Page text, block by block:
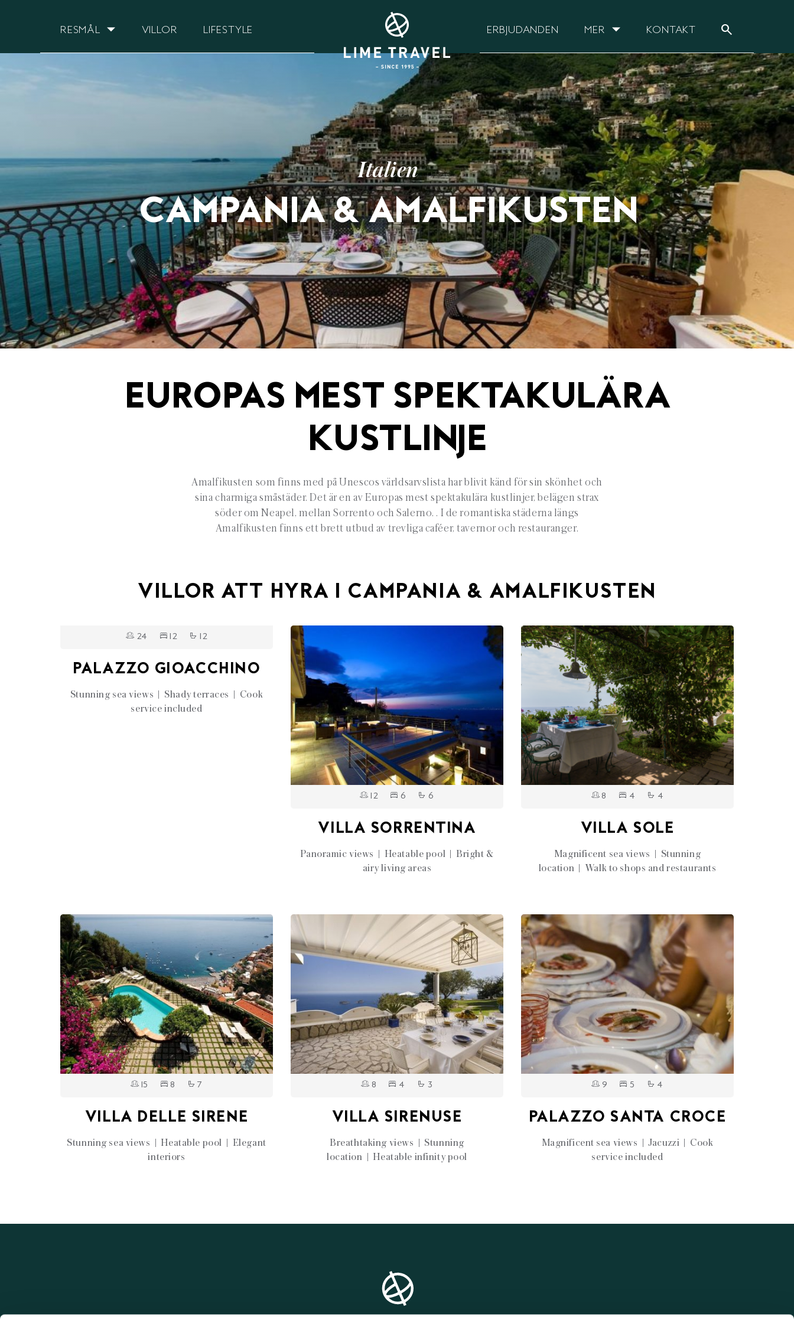
RESMÅL VILLOR LIFESTYLE ERBJUDANDEN MER KONTAKT search
Italien
CAMPANIA & AMALFIKUSTEN
EUROPAS MEST SPEKTAKULÄRA
KUSTLINJE
Amalfikusten som finns med på Unescos världsarvslista har blivit känd för sin skönhet och
sina charmiga småstäder. Det är en av Europas mest spektakulära kustlinjer, belägen strax
söder om Neapel, mellan Sorrento och Salerno. . I de romantiska städerna längs
Amalfikusten finns ett brett utbud av trevliga caféer, tavernor och restauranger.
VILLOR ATT HYRA I CAMPANIA & AMALFIKUSTEN
24 12 12
PALAZZO GIOACCHINO
Stunning sea views | Shady terraces | Cook
service included
12 6 6
VILLA SORRENTINA
Panoramic views | Heatable pool | Bright &
airy living areas
8 4 4
VILLA SOLE
Magnificent sea views | Stunning
location | Walk to shops and restaurants
15 8 7
VILLA DELLE SIRENE
Stunning sea views | Heatable pool | Elegant
interiors
8 4 3
VILLA SIRENUSE
Breathtaking views | Stunning
location | Heatable infinity pool
9 5 4
PALAZZO SANTA CROCE
Magnificent sea views | Jacuzzi | Cook
service included